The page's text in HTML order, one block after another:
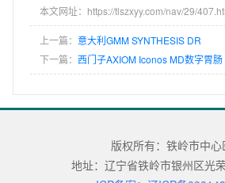
本文网址：https://tlszxyy.com/nav/29/
上一篇： 意大利GMM SYNTHESIS DR
下一篇： 西门子AXIOM Iconos MD数字胃肠
版权所有：铁岭市中心
地址：辽宁省铁岭市银州区光